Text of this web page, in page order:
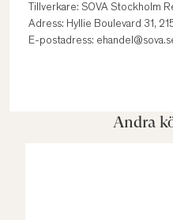
Tillverkare: SOVA Stockholm
Adress: Hyllie Boulevard 31,
E-postadress:
Andra